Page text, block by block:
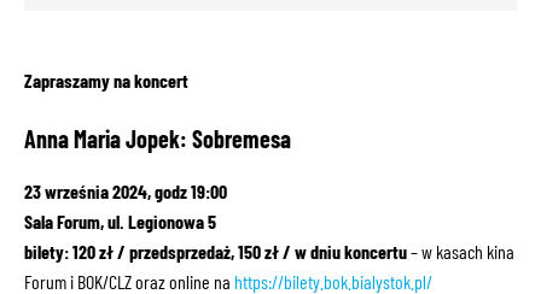
Zapraszamy na koncert
Anna Maria Jopek: Sobremesa
23 września 2024, godz 19:00
Sala Forum, ul. Legionowa 5
bilety: 120 zł / przedsprzedaż, 150 zł / w dniu koncertu– w kasach kina
Forum i BOK/CLZ oraz online na https://bilety.bok.bialystok.pl/